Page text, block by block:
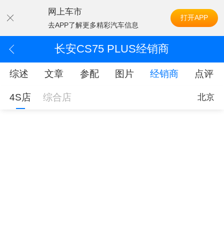
网上车市
去APP了解更多精彩汽车信息
打开APP
长安CS75 PLUS经销商
综述 文章 参配 图片 经销商 点评
4S店 综合店 北京